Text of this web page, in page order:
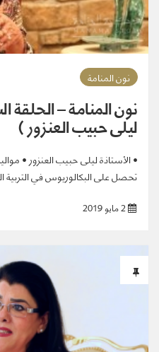
نون المنامة
نون المنامة – الحلقة
ليلى حبيب العنزور )
تحصل على البكالوريوس في التربية